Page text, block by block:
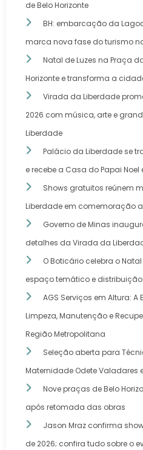
de Belo Horizonte
BH: embarcação da
marca nova fase do turismo
Natal de Luzes na Praça
Horizonte e transforma a
Virada da Liberdade
2026 com música, arte e
Liberdade
Palácio da Liberdade se
e recebe a Casa do Papai Noel
Shows gratuitos reúnem
Liberdade em comemoração
Governo de Minas
detalhes da Virada da
O Boticário celebra o
espaço temático e
AGS Serviços em Altura: A
Limpeza, Manutenção e
Região Metropolitana
Seleção aberta para
Maternidade Odete Valadares
Nove praças de Belo
após retomada das obras
Jason Mraz confirma
de 2026; confira tudo sobre o